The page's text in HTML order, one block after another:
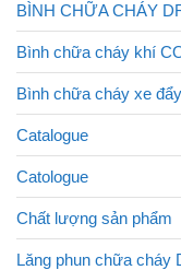
BÌNH CHỮA CHÁY
Bình chữa cháy khí
Bình chữa cháy xe
Catalogue
Catologue
Chất lượng sản phẩm
Lăng phun chữa cháy